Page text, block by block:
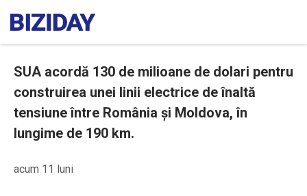
SUA acordă 130 de milioane de dolari pentru
construirea unei linii electrice de înaltă
tensiune între România și Moldova, în
lungime de 190 km.
acum 11 luni